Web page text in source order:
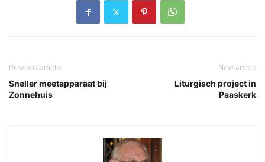
Previous article
Sneller meetapparaat bij
Zonnehuis
Next article
Liturgisch project in
Paaskerk